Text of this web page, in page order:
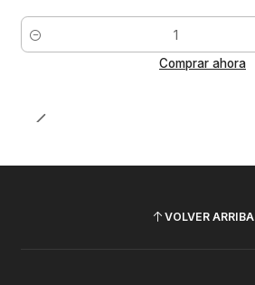
Cantidad
Comprar ahora
VOLVER ARRIBA